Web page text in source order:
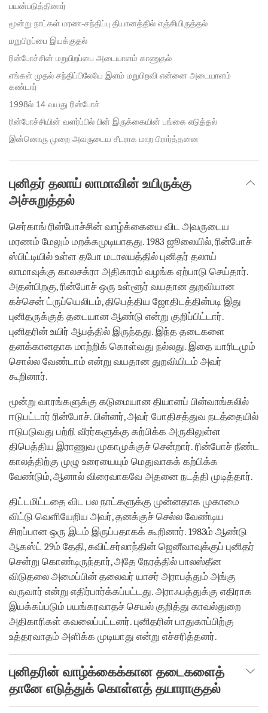
பயன்படுத்தினார்
மூன்று நாட்கள் மரண-சந்திப்பு தியானத்தில் எஞ்சியிருத்தல்
மறுபிறப்பை இயக்குதல்
ரின்போச்சின் மறுபிறப்பை அடையாளம் காணுதல்
எங்கள் முதல் சந்திப்பிலேயே இளம் மறுபிறவி என்னை அடையாளம்
கண்டார்
1998ல் 14 வயது ரின்போச்
ரின்போச்சியின் வளர்ப்பில் பின் இருக்கையின் பங்கை எடுத்தல்
இன்னொரு முறை அவருடைய சீடராக மாற பிரார்த்தனை
புனிதர் தலாய் லாமாவின் உயிருக்கு
அச்சுறுத்தல்
செர்காங் ரின்போச்சின் வாழ்க்கையை விட அவருடைய
மரணம் மேலும் மறக்கமுடியாதது. 1983 ஜூலையில், ரின்போச்
ஸ்பிட்டியில் உள்ள தபோ மடாலயத்தில் புனிதர் தலாய்
லாமாவுக்கு காலசக்ரா அதிகாரம் வழங்க ஏற்பாடு செய்தார்.
அதன்பிறகு, ரின்போச் ஒரு உள்ளூர் வயதான துறவியான
கச்சென் ட்ருப்யெலிடம், திபெத்திய ஜோதிடத்தின்படி இது
புனிதருக்குத் தடையான ஆண்டு என்று குறிப்பிட்டார்.
புனிதரின் உயிர் ஆபத்தில் இருந்தது. இந்த தடைகளை
தனக்கானதாக மாற்றிக் கொள்வது நல்லது. இதை யாரிடமும்
சொல்ல வேண்டாம் என்று வயதான துறவியிடம் அவர்
கூறினார்.
மூன்று வாரங்களுக்கு கடுமையான தியானப் பின்வாங்கலில்
ஈடுபட்டார் ரின்போச். பின்னர், அவர் போதிசத்துவ நடத்தையில்
ஈடுபடுவது பற்றி வீரர்களுக்கு கற்பிக்க அருகிலுள்ள
திபெத்திய இராணுவ முகாமுக்குச் சென்றார். ரின்போச் நீண்ட
காலத்திற்கு முழு உரையையும் மெதுவாகக் கற்பிக்க
வேண்டும், ஆனால் விரைவாகவே அதனை நடத்தி முடித்தார்.
திட்டமிட்டதை விட பல நாட்களுக்கு முன்னதாக முகாமை
விட்டு வெளியேறிய அவர், தனக்குச் செல்ல வேண்டிய
சிறப்பான ஒரு இடம் இருப்பதாகக் கூறினார். 1983ம் ஆண்டு
ஆகஸ்ட் 29ம் தேதி, சுவிட்சர்லாந்தின் ஜெனீவாவுக்குப் புனிதர்
சென்று கொண்டிருந்தார், அதே நேரத்தில் பாலஸ்தீன
விடுதலை அமைப்பின் தலைவர் யாசர் அராபத்தும் அங்கு
வருவார் என்று எதிர்பார்க்கப்பட்டது. அராஃபத்துக்கு எதிராக
இயக்கப்படும் பயங்கரவாதச் செயல் குறித்து காவல்துறை
அதிகாரிகள் கவலைப்பட்டனர். புனிதரின் பாதுகாப்பிற்கு
உத்தரவாதம் அளிக்க முடியாது என்று எச்சரித்தனர்.
புனிதரின் வாழ்க்கைக்கான தடைகளைத்
தானே எடுத்துக் கொள்ளத் தயாராகுதல்